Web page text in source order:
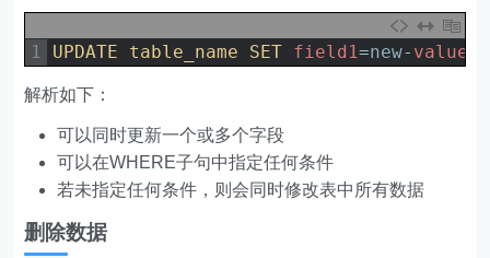
1 UPDATE table_name SET field1=new- value1
解析如下：
可以同时更新一个或多个字段
可以在WHERE子句中指定任何条件
若未指定任何条件，则会同时修改表中所有数据
删除数据